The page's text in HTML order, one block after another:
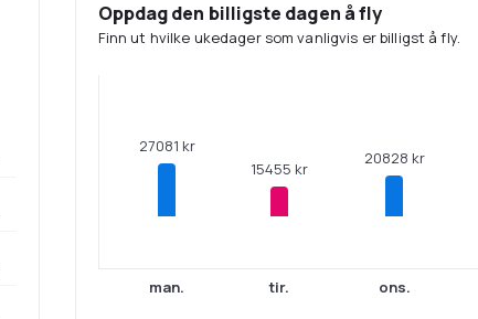
Oppdag den billigste dagen å fly
Finn ut hvilke ukedager som vanligvis er billigst å fly.
27081 kr
man.
15455 kr
tir.
20828 kr
ons.